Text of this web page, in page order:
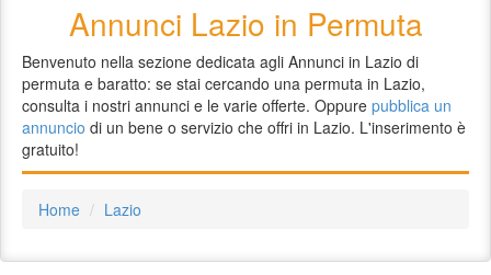
Annunci Lazio in Permuta
Benvenuto nella sezione dedicata agli Annunci in Lazio di
permuta e baratto: se stai cercando una permuta in Lazio,
consulta i nostri annunci e le varie offerte. Oppure pubblica un
annuncio di un bene o servizio che offri in Lazio. L'inserimento è
gratuito!
Home Lazio